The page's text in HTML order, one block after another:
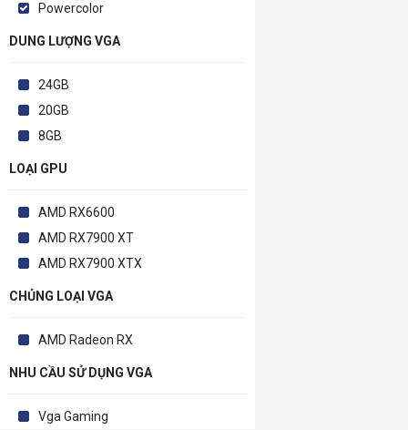
VGA Khác
Powercolor
DUNG LƯỢNG VGA
24GB
20GB
8GB
LOẠI GPU
AMD RX6600
AMD RX7900 XT
AMD RX7900 XTX
CHỦNG LOẠI VGA
AMD Radeon RX
NHU CẦU SỬ DỤNG VGA
Vga Gaming